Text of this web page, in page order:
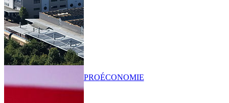
PROÉCONOMIE